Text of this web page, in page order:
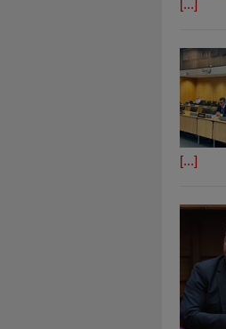
[...]
[...]